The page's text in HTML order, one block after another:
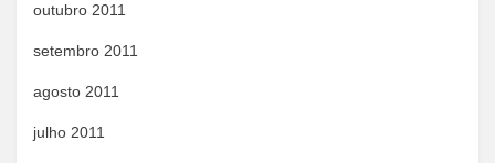
outubro 2011
setembro 2011
agosto 2011
julho 2011